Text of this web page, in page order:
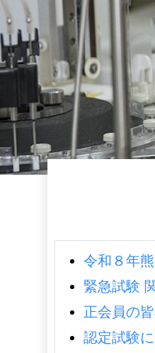
令和８年
緊急試験
正会員の
認定試験